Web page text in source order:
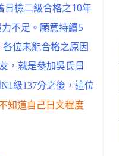
日檢二級合格之10年
不足。願意持續5
位未能合格之原因
，就是參加吳氏日
級137分之後，這位
知道自己日文程度